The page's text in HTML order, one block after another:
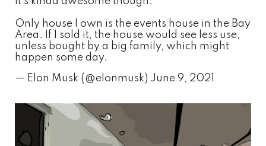
Only house I own is the events house in the Bay
Area. If I sold it, the house would see less use,
unless bought by a big family, which might
happen some day.
— Elon Musk (@elonmusk) June 9, 2021